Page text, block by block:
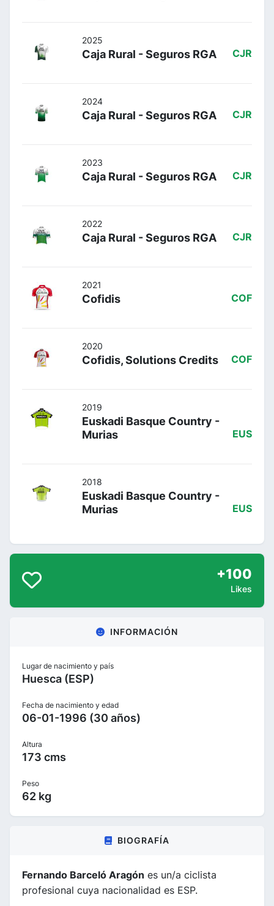
2025
Caja Rural - Seguros RGA CJR
2024
Caja Rural - Seguros RGA CJR
2023
Caja Rural - Seguros RGA CJR
2022
Caja Rural - Seguros RGA CJR
2021
Cofidis COF
2020
Cofidis, Solutions Credits COF
2019
Euskadi Basque Country -
Murias
EUS
2018
Euskadi Basque Country -
Murias
EUS
+100
Likes
INFORMACIÓN
Lugar de nacimiento y país
Huesca (ESP)
Fecha de nacimiento y edad
06-01-1996 (30 años)
Altura
173 cms
Peso
62 kg
BIOGRAFÍA
Fernando Barceló Aragón es un/a ciclista
profesional cuya nacionalidad es ESP.